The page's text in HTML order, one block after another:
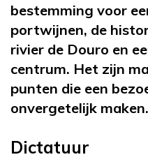
bestemming voor
portwijnen, de
rivier de Douro en
centrum. Het zijn
punten die een
onvergetelijk maken.
Dictatuur